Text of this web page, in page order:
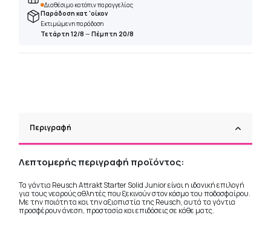
Διαθέσιμο κατόπιν παραγγελίας
Παράδοση κατ 'οίκον
Εκτιμώμενη παράδοση
Τετάρτη 12/8 —Πέμπτη 20/8
Περιγραφή
Λεπτομερής περιγραφή προϊόντος:
Τα γάντια Reusch Attrakt Starter Solid Junior είναι η ιδανική επιλογή
για τους νεαρούς αθλητές που ξεκινούν στον κόσμο του ποδοσφαίρου.
Με την ποιότητα και την αξιοπιστία της Reusch, αυτά τα γάντια
προσφέρουν άνεση, προστασία και επιδόσεις σε κάθε ματς.